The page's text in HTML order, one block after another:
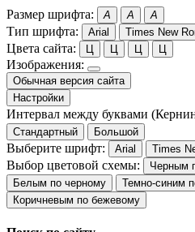
Размер шрифта: A A A
Тип шрифта: Arial Times New
Цвета сайта: Ц Ц Ц Ц
Изображения:
Обычная версия сайта
Настройки
Интервал между буквами
Стандартный
Большой
Выберите шрифт: Arial Times
Выбор цветовой схемы:
Черным
Белым по черному
Темно-синим
Коричневым по бежевому